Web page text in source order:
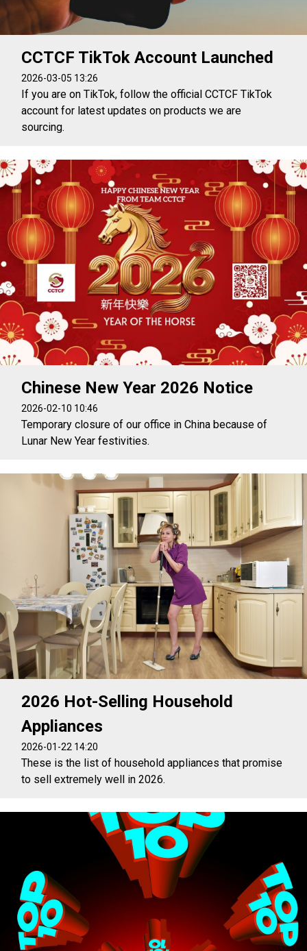
CCTCF TikTok Account Launched
2026-03-05 13:26
If you are on TikTok, follow the official CCTCF TikTok
account for latest updates on products we are
sourcing.
Chinese New Year 2026 Notice
2026-02-10 10:46
Temporary closure of our office in China because of
Lunar New Year festivities.
2026 Hot-Selling Household
Appliances
2026-01-22 14:20
These is the list of household appliances that promise
to sell extremely well in 2026.